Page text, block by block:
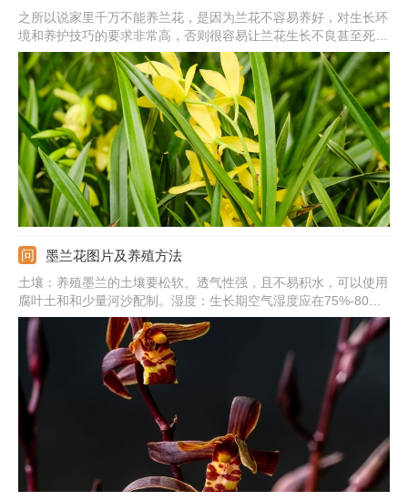
之所以说家里千万不能养兰花，是因为兰花不容易养好，对生长环
境和养护技巧的要求非常高，否则很容易让兰花生长不良甚至死
亡。而且一些品种的兰花十分名贵，购买的价格不低，同时使用的
兰花植料、肥料一般都是兰花专用型的，因此新手想要在家里养好
兰花需要购买特殊的园艺资材，让很多人觉得兰花不能养。
墨兰花图片及养殖方法
土壤：养殖墨兰的土壤要松软、透气性强，且不易积水，可以使用
腐叶土和和少量河沙配制。湿度：生长期空气湿度应在75%-80%
之间，冬季湿度应在50%左右，土壤要保持湿润状，不能有积水。
阳光：它喜欢散光，夏季一定要进行遮光，避免强光晒伤，冬季则
要放到阳光直射的位置。